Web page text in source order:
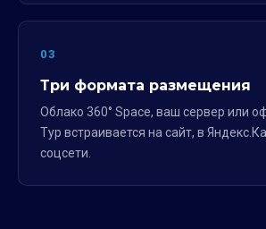
03
Три формата размещения
Облако 360° Space, ваш сервер или
Тур встраивается на сайт, в
соцсети.